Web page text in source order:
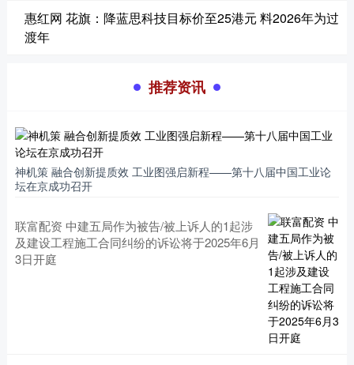
惠红网 花旗：降蓝思科技目标价至25港元 料2026年为过
渡年
推荐资讯
神机策 融合创新提质效 工业图强启新程——第十八届中国工业论
坛在京成功召开
联富配资 中建五局作为被告/被上诉人的1起涉
及建设工程施工合同纠纷的诉讼将于2025年6月
3日开庭